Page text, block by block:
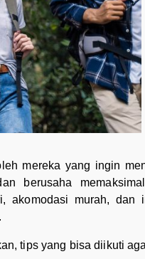
mereka yang ingin
berusaha
akomodasi murah, dan
tips yang bisa diikuti